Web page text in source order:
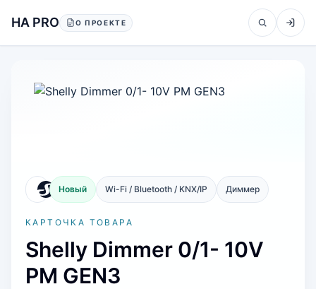
HA PRO О ПРОЕКТЕ
Новый Wi-Fi / Bluetooth / KNX/IP Диммер
КАРТОЧКА ТОВАРА
Shelly Dimmer 0/1- 10V
PM GEN3